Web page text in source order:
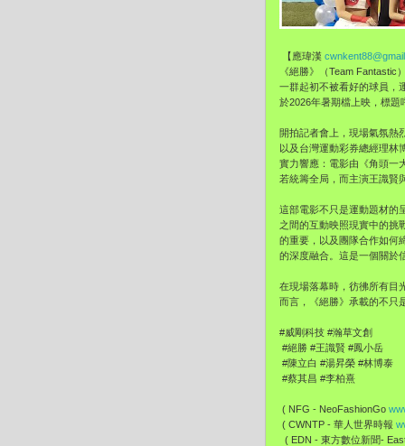
【應瑋漢
《絕勝》（Team
一群起初不被看好的球員，
於2026年暑期檔上映，標題
開拍記者會上，現場氣氛熱
以及台灣運動彩券總經理林
實力響應：電影由《角頭一
若統籌全局，而主演王識賢
這部電影不只是運動題材的
之間的互動映照現實中的挑
的重要，以及團隊合作如何
的深度融合。這是一個關於
在現場落幕時，彷彿所有目
而言，《絕勝》承載的不只
#威剛科技 #瀚草文創
#絕勝 #王識賢 #鳳小岳
#陳立白 #湯昇榮 #林博泰
#蔡其昌 #李柏熹
( NFG - NeoFashionGo
( CWNTP - 華人世界時報
( EDN - 東方數位新聞-